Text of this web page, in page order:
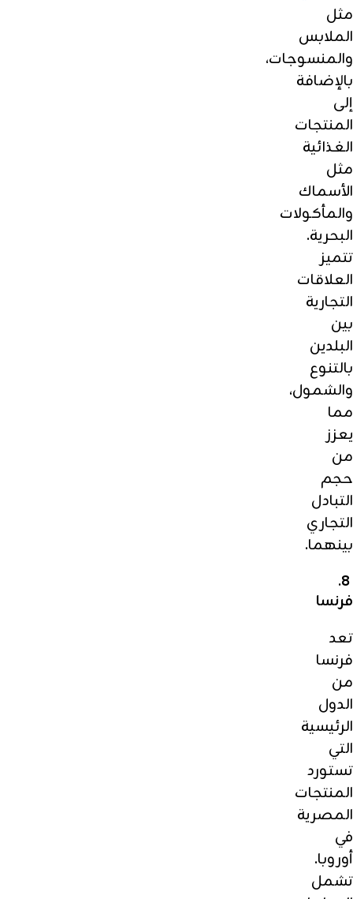
مثل
الملابس
والمنسوجات،
بالإضافة
إلى
المنتجات
الغذائية
مثل
الأسماك
والمأكولات
البحرية.
تتميز
العلاقات
التجارية
بين
البلدين
بالتنوع
والشمول،
مما
يعزز
من
حجم
التبادل
التجاري
بينهما.
8.
فرنسا
تعد
فرنسا
من
الدول
الرئيسية
التي
تستورد
المنتجات
المصرية
في
أوروبا.
تشمل